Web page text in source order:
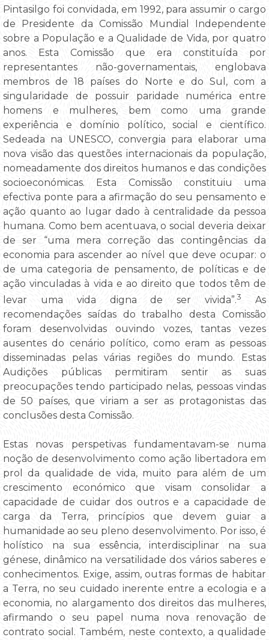
Pintasilgo foi convidada, em 1992, para assumir o cargo
de Presidente da Comissão Mundial Independente
sobre a População e a Qualidade de Vida, por quatro
anos. Esta Comissão que era constituída por
representantes não-governamentais, englobava
membros de 18 países do Norte e do Sul, com a
singularidade de possuir paridade numérica entre
homens e mulheres, bem como uma grande
experiência e domínio político, social e científico.
Sedeada na UNESCO, convergia para elaborar uma
nova visão das questões internacionais da população,
nomeadamente dos direitos humanos e das condições
socioeconómicas. Esta Comissão constituiu uma
efectiva ponte para a afirmação do seu pensamento e
ação quanto ao lugar dado à centralidade da pessoa
humana. Como bem acentuava, o social deveria deixar
de ser “uma mera correção das contingências da
economia para ascender ao nível que deve ocupar: o
de uma categoria de pensamento, de políticas e de
ação vinculadas à vida e ao direito que todos têm de
levar uma vida digna de ser vivida”.3
As
recomendações saídas do trabalho desta Comissão
foram desenvolvidas ouvindo vozes, tantas vezes
ausentes do cenário político, como eram as pessoas
disseminadas pelas várias regiões do mundo. Estas
Audições públicas permitiram sentir as suas
preocupações tendo participado nelas, pessoas vindas
de 50 países, que viriam a ser as protagonistas das
conclusões desta Comissão.
Estas novas perspetivas fundamentavam-se numa
noção de desenvolvimento como ação libertadora em
prol da qualidade de vida, muito para além de um
crescimento económico que visam consolidar a
capacidade de cuidar dos outros e a capacidade de
carga da Terra, princípios que devem guiar a
humanidade ao seu pleno desenvolvimento. Por isso, é
holístico na sua essência, interdisciplinar na sua
génese, dinâmico na versatilidade dos vários saberes e
conhecimentos. Exige, assim, outras formas de habitar
a Terra, no seu cuidado inerente entre a ecologia e a
economia, no alargamento dos direitos das mulheres,
afirmando o seu papel numa nova renovação de
contrato social. Também, neste contexto, a qualidade